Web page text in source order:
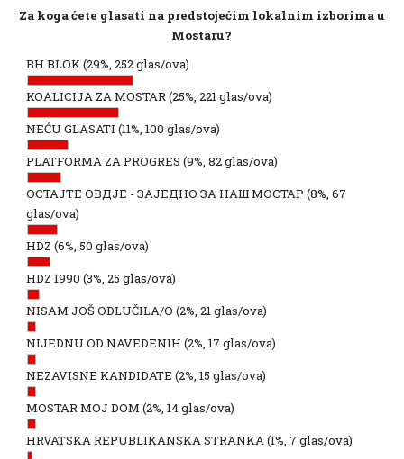
Za koga ćete glasati na predstojećim lokalnim izborima u
Mostaru?
BH BLOK(29%, 252 glas/ova)
KOALICIJA ZA MOSTAR(25%, 221 glas/ova)
NEĆU GLASATI (11%, 100 glas/ova)
PLATFORMA ZA PROGRES (9%, 82 glas/ova)
ОСТАЈТЕ ОВДЈЕ - ЗАЈЕДНО ЗА НАШ МОСТАР (8%, 67
glas/ova)
HDZ (6%, 50 glas/ova)
HDZ 1990 (3%, 25 glas/ova)
NISAM JOŠ ODLUČILA/O (2%, 21 glas/ova)
NIJEDNU OD NAVEDENIH (2%, 17 glas/ova)
NEZAVISNE KANDIDATE (2%, 15 glas/ova)
MOSTAR MOJ DOM (2%, 14 glas/ova)
HRVATSKA REPUBLIKANSKA STRANKA(1%, 7 glas/ova)